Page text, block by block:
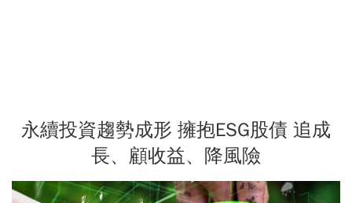
永續投資趨勢成形 擁抱ESG股債 追成
長、顧收益、降風險